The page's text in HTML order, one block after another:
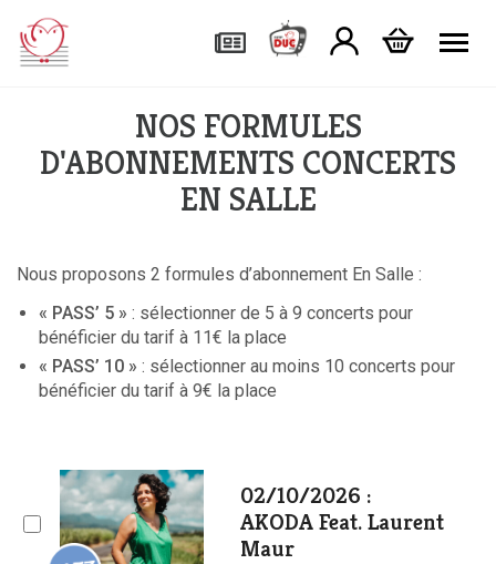
NOS FORMULES
D'ABONNEMENTS CONCERTS
EN SALLE
Nous proposons 2 formules d’abonnement En Salle :
« PASS’ 5 » : sélectionner de 5 à 9 concerts pour
bénéficier du tarif à 11€ la place
« PASS’ 10 » : sélectionner au moins 10 concerts pour
bénéficier du tarif à 9€ la place
02/10/2026 :
AKODA Feat. Laurent
Maur